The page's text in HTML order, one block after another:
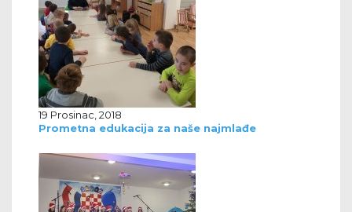
19 Prosinac, 2018
Prometna edukacija za naše najmlađe